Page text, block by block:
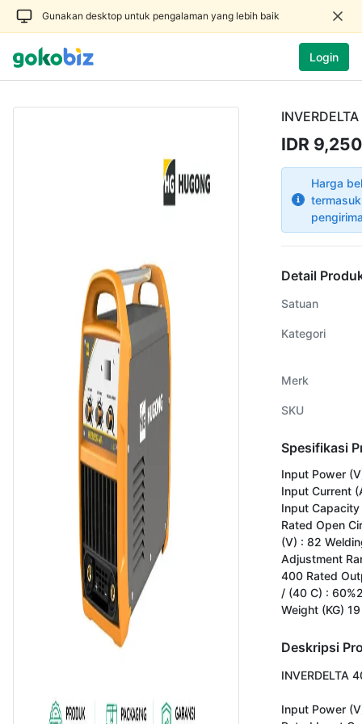
Gunakan desktop untuk pengalaman yang lebih baik
Login
IDR
Harga
Detail
Satuan
Kategori
Merk
SKU
Spesifikasi
Input Power
Input Current
Input Capacity
Rated Open
(V) : 82
Adjustment
400 Rated
/ (40 C) :
Weight (KG) 19
Deskripsi
INVERDELTA
Input Power